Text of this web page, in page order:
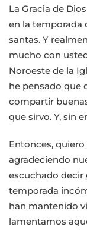
La Gracia de
en la temporada
santas. Y
mucho con
Noroeste de la
he pensado que
compartir
que sirvo. Y, sin
Entonces,
agradeciendo
escuchado decir
temporada
han mantenido
lamentamos